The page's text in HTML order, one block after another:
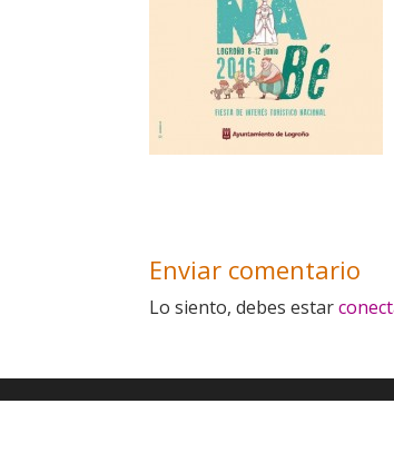
Enviar comentario
Lo siento, debes estar